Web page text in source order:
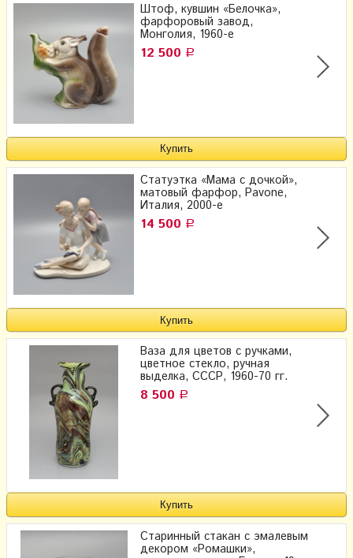
Штоф, кувшин «Белочка»,
фарфоровый завод,
Монголия, 1960-е
12 500 Р
Статуэтка «Мама с дочкой»,
матовый фарфор, Pavone,
Италия, 2000-е
14 500 Р
Ваза для цветов с ручками,
цветное стекло, ручная
выделка, СССР, 1960-70 гг.
8 500 Р
Старинный стакан с эмалевым
декором «Ромашки»,